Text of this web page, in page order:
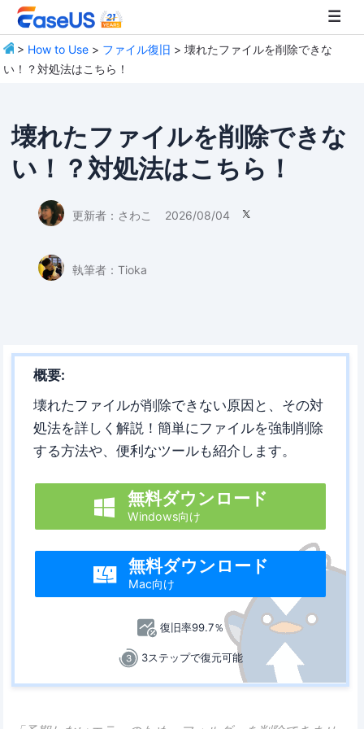
> How to Use > ファイル復旧 > 壊れたファイルを削除できな
い！？対処法はこちら！
壊れたファイルを削除できな
い！？対処法はこちら！
更新者： さわこ 2026/08/04 
執筆者： Tioka
概要:
壊れたファイルが削除できない原因と、その対
処法を詳しく解説！簡単にファイルを強制削除
する方法や、便利なツールも紹介します。
 無料ダウンロード
Windows向け
 無料ダウンロード
Mac向け
復旧率99.7％
3ステップで復元可能